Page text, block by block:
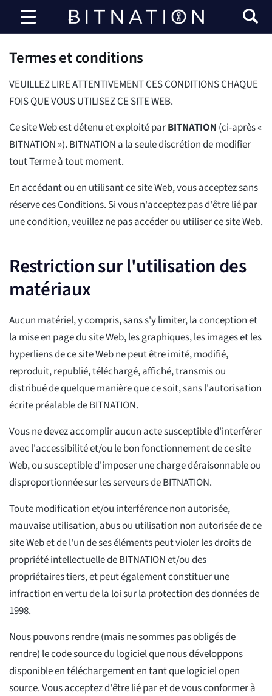
Bitnation
Termes et conditions
VEUILLEZ LIRE ATTENTIVEMENT CES CONDITIONS CHAQUE
FOIS QUE VOUS UTILISEZ CE SITE WEB.
Ce site Web est détenu et exploité parBITNATION (ci-après «
BITNATION »). BITNATION a la seule discrétion de modifier
tout Terme à tout moment.
En accédant ou en utilisant ce site Web, vous acceptez sans
réserve ces Conditions. Si vous n'acceptez pas d'être lié par
une condition, veuillez ne pas accéder ou utiliser ce site Web.
Restriction sur l'utilisation des
matériaux
Aucun matériel, y compris, sans s'y limiter, la conception et
la mise en page du site Web, les graphiques, les images et les
hyperliens de ce site Web ne peut être imité, modifié,
reproduit, republié, téléchargé, affiché, transmis ou
distribué de quelque manière que ce soit, sans l'autorisation
écrite préalable de BITNATION.
Vous ne devez accomplir aucun acte susceptible d'interférer
avec l'accessibilité et/ou le bon fonctionnement de ce site
Web, ou susceptible d'imposer une charge déraisonnable ou
disproportionnée sur les serveurs de BITNATION.
Toute modification et/ou interférence non autorisée,
mauvaise utilisation, abus ou utilisation non autorisée de ce
site Web et de l'un de ses éléments peut violer les droits de
propriété intellectuelle de BITNATION et/ou des
propriétaires tiers, et peut également constituer une
infraction en vertu de la loi sur la protection des données de
1998.
Nous pouvons rendre (mais ne sommes pas obligés de
rendre) le code source du logiciel que nous développons
disponible en téléchargement en tant que logiciel open
source. Vous acceptez d'être lié par et de vous conformer à